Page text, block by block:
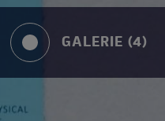
GALERIE (4)